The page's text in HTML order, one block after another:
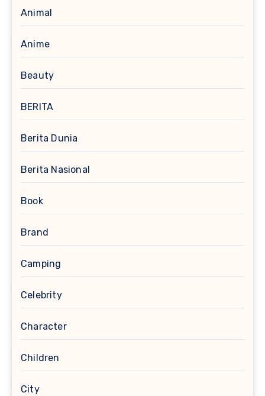
Animal
Anime
Beauty
BERITA
Berita Dunia
Berita Nasional
Book
Brand
Camping
Celebrity
Character
Children
City